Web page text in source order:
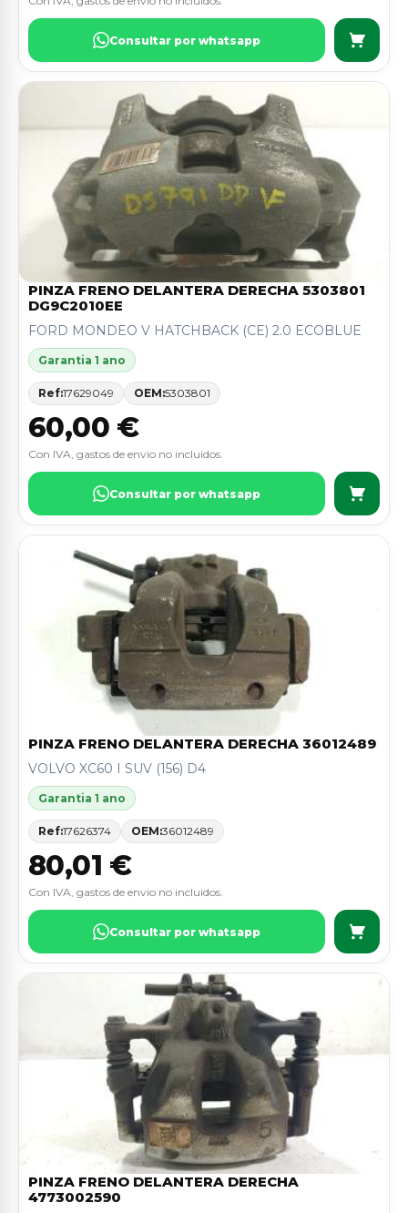
Consultar por whatsapp
PINZA FRENO DELANTERA DERECHA 5303801
DG9C2010EE
FORD MONDEO V HATCHBACK (CE) 2.0 ECOBLUE
Garantia 1 ano
Ref:17629049 OEM:5303801
60,00 €
Con IVA, gastos de envio no incluidos.
Consultar por whatsapp
PINZA FRENO DELANTERA DERECHA 36012489
VOLVO XC60 I SUV (156) D4
Garantia 1 ano
Ref:17626374 OEM:36012489
80,01 €
Con IVA, gastos de envio no incluidos.
Consultar por whatsapp
PINZA FRENO DELANTERA DERECHA
4773002590